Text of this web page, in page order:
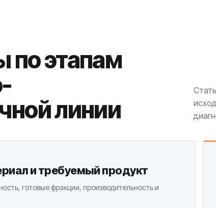
по этапам
линии
и требуемый продукт
готовые фракции, производительность и